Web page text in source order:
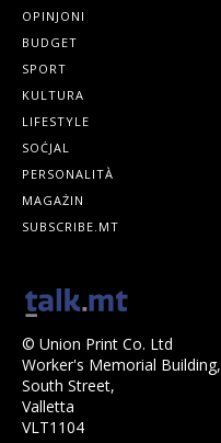
OPINJONI
BUDGET
SPORT
KULTURA
LIFESTYLE
SOĊJAL
PERSONALITÀ
MAGAŻIN
SUBSCRIBE.MT
© Union Print Co. Ltd
Worker's Memorial Building,
South Street,
Valletta
VLT1104